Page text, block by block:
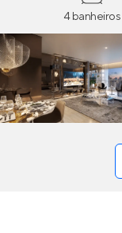
4 banheiros